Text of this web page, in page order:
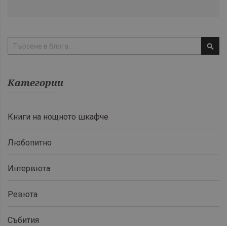
Категории
Книги на нощното шкафче
Любопитно
Интервюта
Ревюта
Събития